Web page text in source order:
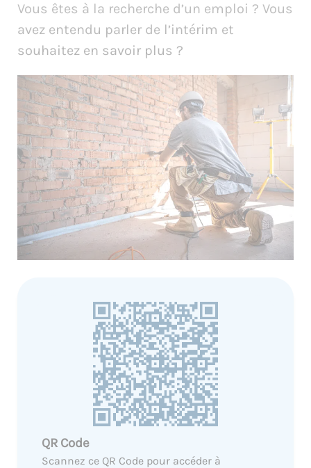
Vous êtes à la recherche d’un emploi ? Vous
avez entendu parler de l’intérim et
souhaitez en savoir plus ?
QR Code
Scannez ce QR Code pour accéder à